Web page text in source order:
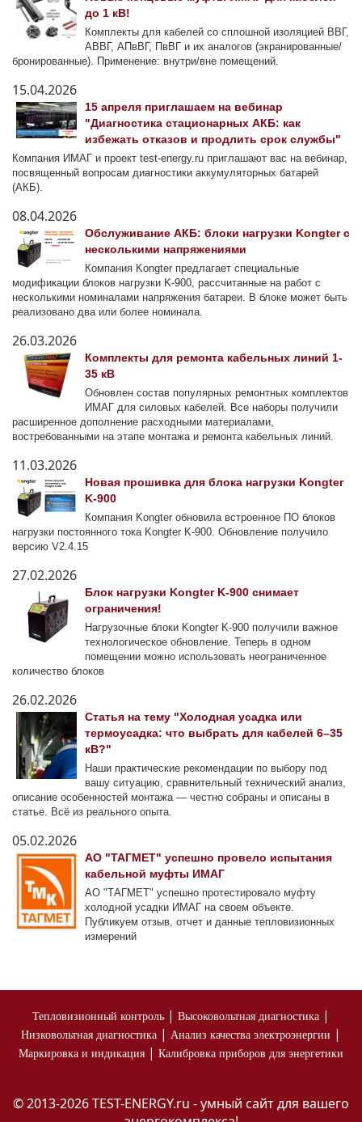
до 1 кВ!
Комплекты для кабелей со сплошной изоляцией ВВГ,
АВВГ, АПвВГ, ПвВГ и их аналогов (экранированные/
бронированные). Применение: внутри/вне помещений.
15.04.2026
15 апреля приглашаем на вебинар
"Диагностика стационарных АКБ: как
избежать отказов и продлить срок службы"
Компания ИМАГ и проект test-energy.ru приглашают вас на вебинар,
посвященный вопросам диагностики аккумуляторных батарей
(АКБ).
08.04.2026
Обслуживание АКБ: блоки нагрузки Kongter с
несколькими напряжениями
Компания Kongter предлагает специальные
модификации блоков нагрузки K-900, рассчитанные на работ с
несколькими номиналами напряжения батареи. В блоке может быть
реализовано два или более номинала.
26.03.2026
Комплекты для ремонта кабельных линий 1-
35 кВ
Обновлен состав популярных ремонтных комплектов
ИМАГ для силовых кабелей. Все наборы получили
расширенное дополнение расходными материалами,
востребованными на этапе монтажа и ремонта кабельных линий.
11.03.2026
Новая прошивка для блока нагрузки Kongter
K-900
Компания Kongter обновила встроенное ПО блоков
нагрузки постоянного тока Kongter K-900. Обновление получило
версию V2.4.15
27.02.2026
Блок нагрузки Kongter K-900 снимает
ограничения!
Нагрузочные блоки Kongter K-900 получили важное
технологическое обновление. Теперь в одном
помещении можно использовать неограниченное
количество блоков
26.02.2026
Статья на тему "Холодная усадка или
термоусадка: что выбрать для кабелей 6–35
кВ?"
Наши практические рекомендации по выбору под
вашу ситуацию, сравнительный технический анализ,
описание особенностей монтажа — честно собраны и описаны в
статье. Всё из реального опыта.
05.02.2026
АО "ТАГМЕТ" успешно провело испытания
кабельной муфты ИМАГ
АО "ТАГМЕТ" успешно протестировало муфту
холодной усадки ИМАГ на своем объекте.
Публикуем отзыв, отчет и данные тепловизионных
измерений
Тепловизионный контроль | Высоковольтная диагностика |
Низковольтная диагностика | Анализ качества электроэнергии |
Маркировка и индикация | Калибровка приборов для энергетики
© 2013-2026 TEST-ENERGY.ru - умный сайт для вашего